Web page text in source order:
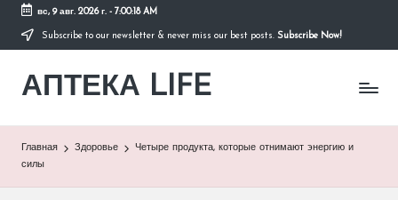
Перейти
содержимому
вс, 9 авг. 2026 г.- 7:00:18 AM
Subscribe to our newsletter & never miss our best posts. Subscribe Now!
АПТЕКА LIFE
сайт
Главная Здоровье
Четыре продукта, которые отнимают энергию и
силы